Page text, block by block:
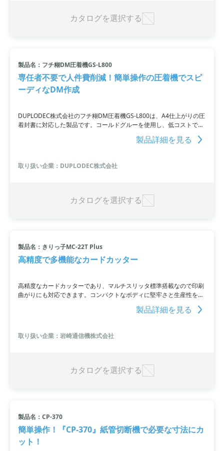
カタログを選択する
製品名：フチ糊DM圧着機GS-L800
専任者不要で人件費削減！簡単操作の圧着機でスピ
ーディなDM作成
DUPLODEC株式会社のフチ糊DM圧着機GS-L800は、A4仕上がりの圧
着封書に対応した製品です。コールドグルーを使用し、低コストで簡
単操作でDM作成が可能です。封筒を使わずにチラシなどの印刷物に
直接糊を塗布・封かんして、そのまま発送できるよう加工します。V
ー不要で導入からすぐに業務が開始できます。コストメリットもあ
り、コストダウンに貢献します。
製品詳細を見る
取り扱い企業：DUPLODEC株式会社
カタログを選択する
製品名：きりっ子MC-22T Plus
高精度で多機能なカードカッター
高精度なカードカッターであり、マルチスリッタ標準搭載なので印刷
曲がりにも対応できます。コンパクトなボディに堅牢さと生産性を兼
ね備えており、スリッタユニットの交換なしで様々なカードサイズを
カットすることが可能です。さらに、給紙圧とセパレータの調整が細
と、名刺100枚をわずか40秒で切断する高い生産性を実現していま
す。
製品詳細を見る
取り扱い企業：岩崎通信機株式会社
カタログを選択する
製品名：CP-370
簡単操作！『CP-370』紙管切断機で必要な寸法にカ
ット！